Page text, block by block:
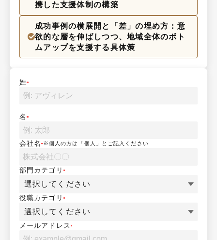
携した支援体制の構築
成功事例の横展開と「差」の埋め方：意
欲的な層を伸ばしつつ、地域全体のボト
ムアップを支援する具体策
姓
名
会社名 ※個人の方は「個人」とご記入ください
部門カテゴリ
選択してください
役職カテゴリ
選択してください
メールアドレス